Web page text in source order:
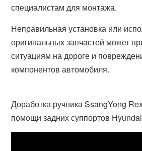
специалистам для монтажа.
Неправильная установка или
оригинальных запчастей может
ситуациям на дороге и
компонентов автомобиля.
Доработка ручника SsangYong
помощи задних суппортов